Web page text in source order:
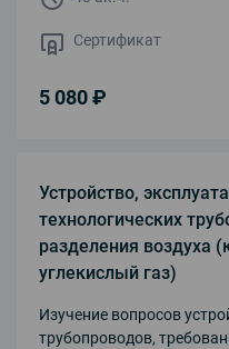
5 080 ₽
Сертификат
Устройство,
технологических
разделения воздуха
углекислый газ)
Изучение вопросов
трубопроводов,